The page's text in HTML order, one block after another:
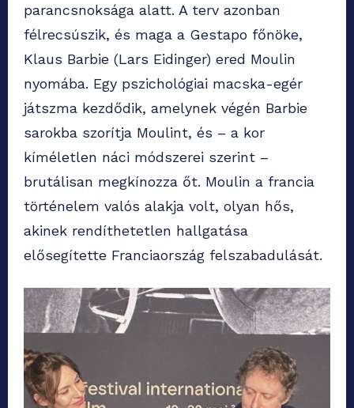
parancsnoksága alatt. A terv azonban
félrecsúszik, és maga a Gestapo főnöke,
Klaus Barbie (Lars Eidinger) ered Moulin
nyomába. Egy pszichológiai macska-egér
játszma kezdődik, amelynek végén Barbie
sarokba szorítja Moulint, és – a kor
kíméletlen náci módszerei szerint –
brutálisan megkínozza őt. Moulin a francia
történelem valós alakja volt, olyan hős,
akinek rendíthetetlen hallgatása
elősegítette Franciaország felszabadulását.